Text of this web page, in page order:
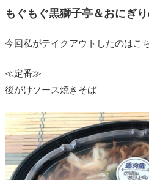
もぐもぐ黒獅子亭＆おにぎ
今回私がテイクアウトしたのはこ
≪定番≫
後がけソース焼きそば